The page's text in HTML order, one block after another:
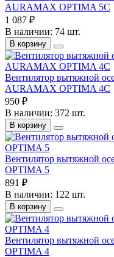
AURAMAX OPTIMA 5C
1 087 ₽
В наличии: 74 шт.
В корзину
Вентилятор вытяжной
AURAMAX OPTIMA 4C
950 ₽
В наличии: 372 шт.
В корзину
Вентилятор вытяжной
OPTIMA 5
891 ₽
В наличии: 122 шт.
В корзину
Вентилятор вытяжной
OPTIMA 4